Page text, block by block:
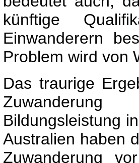
künftige
Einwanderern
Problem wird von
Das traurige
Bildungsleistung
Australien haben
Zuwanderung